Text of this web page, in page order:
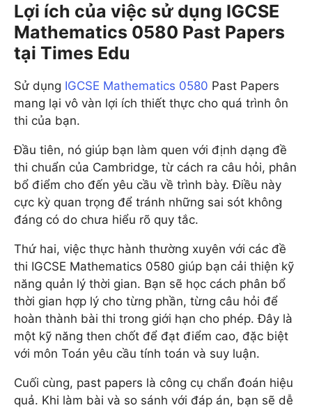
Lợi ích của việc sử dụng IGCSE
Mathematics 0580 Past Papers
tại Times Edu
Sử dụng IGCSE Mathematics 0580 Past Papers
mang lại vô vàn lợi ích thiết thực cho quá trình ôn
thi của bạn.
Đầu tiên, nó giúp bạn làm quen với định dạng đề
thi chuẩn của Cambridge, từ cách ra câu hỏi, phân
bổ điểm cho đến yêu cầu về trình bày. Điều này
cực kỳ quan trọng để tránh những sai sót không
đáng có do chưa hiểu rõ quy tắc.
Thứ hai, việc thực hành thường xuyên với các đề
thi IGCSE Mathematics 0580 giúp bạn cải thiện kỹ
năng quản lý thời gian. Bạn sẽ học cách phân bổ
thời gian hợp lý cho từng phần, từng câu hỏi để
hoàn thành bài thi trong giới hạn cho phép. Đây là
một kỹ năng then chốt để đạt điểm cao, đặc biệt
với môn Toán yêu cầu tính toán và suy luận.
Cuối cùng, past papers là công cụ chẩn đoán hiệu
quả. Khi làm bài và so sánh với đáp án, bạn sẽ dễ